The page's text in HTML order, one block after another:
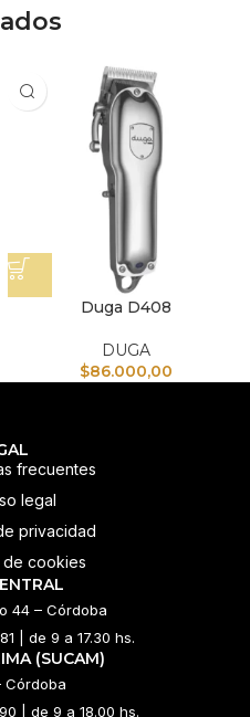
Duga D408
DUGA
$86.000,00
frecuentes
legal
privacidad
de cookies
44 – Córdoba
| de 9 a 17.30 hs.
(SUCAM)
Córdoba
| de 9 a 18.00 hs.